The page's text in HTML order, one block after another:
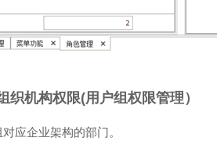
织机构权限(用户组权限管理）
对应企业架构的部门。